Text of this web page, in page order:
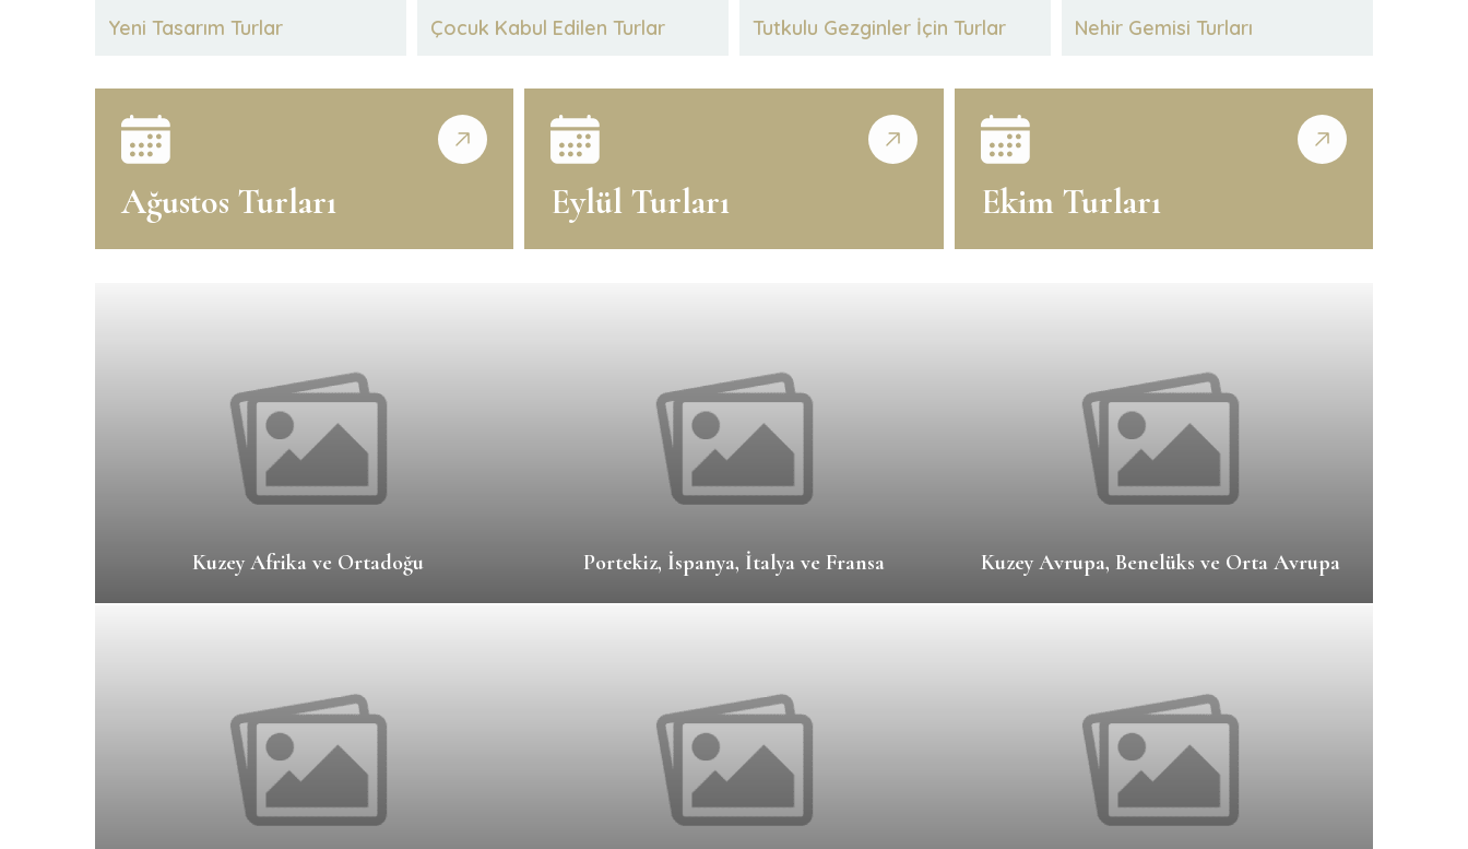
Yeni Tasarım Turlar Çocuk Kabul Edilen Turlar Tutkulu Gezginler İçin Turlar Nehir Gemisi Turları
Ağustos Turları Eylül Turları Ekim Turları
Kuzey Afrika ve Ortadoğu Portekiz, İspanya, İtalya ve Fransa Kuzey Avrupa, Benelüks ve Orta Avrupa